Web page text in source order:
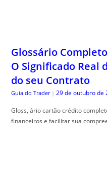
Glossário
O Significado Real
do seu Contrato
Guia do Trader | 29 de outubro de
Gloss, ário cartão crédito
financeiros e facilitar sua